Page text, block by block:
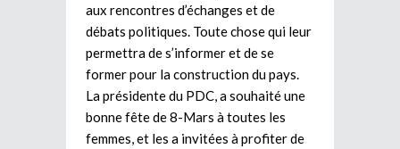
aux rencontres d’échanges et de
débats politiques. Toute chose qui leur
permettra de s’informer et de se
former pour la construction du pays.
La présidente du PDC, a souhaité une
bonne fête de 8-Mars à toutes les
femmes, et les a invitées à profiter de